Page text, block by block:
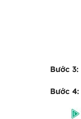
Bước 3:
Bước 4: